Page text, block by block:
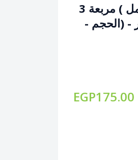
علبة ماستر لاين ( 600 / 1100 / 1800 مل ) مربعة 3
- (الحجم -
EGP175.00